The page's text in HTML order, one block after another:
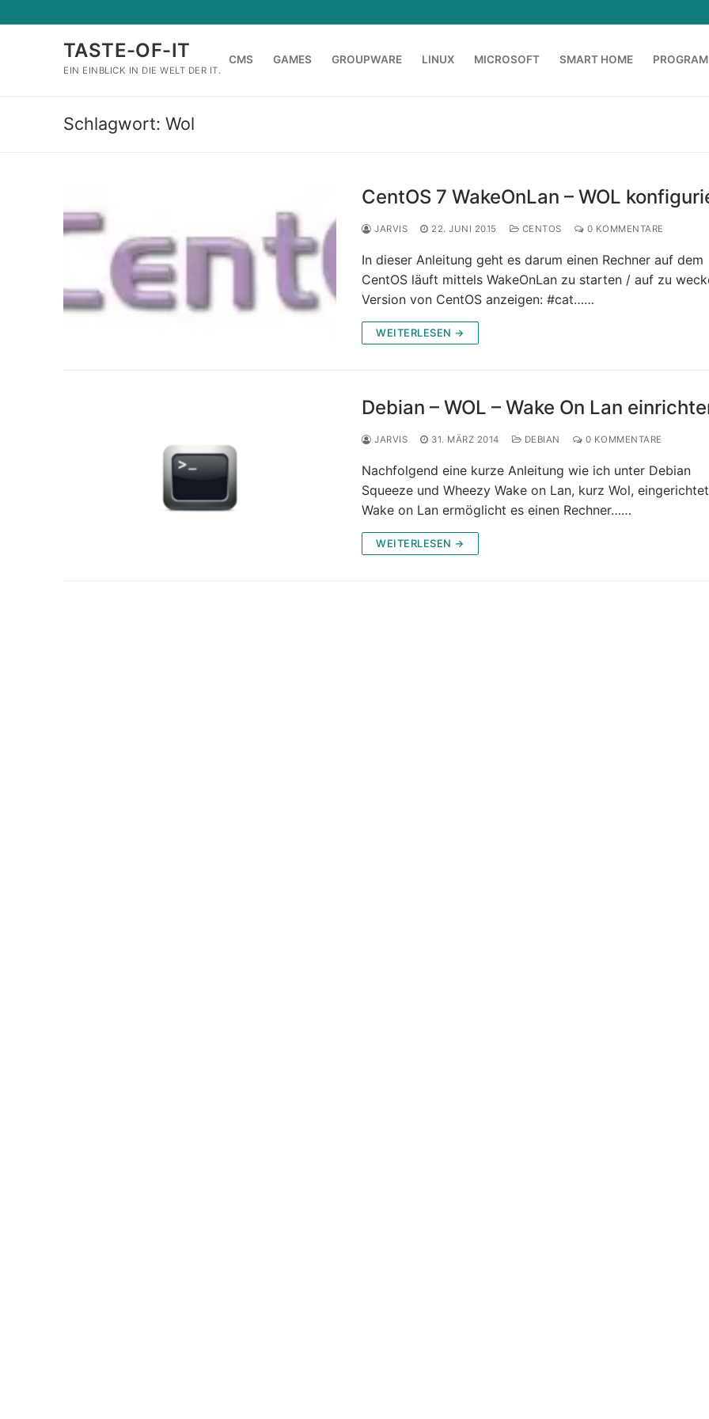
Inhalt
TASTE-OF-IT
EIN EINBLICK IN DIE WELT DER IT.
CMS GAMES GROUPWARE LINUX MICROSOFT SMART HOME
Schlagwort: Wol
CentOS 7 WakeOnLan – WOL
JARVIS 22. JUNI 2015 CENTOS 0 KOMMENTARE
In dieser Anleitung geht es darum einen Rechner auf dem
CentOS läuft mittels WakeOnLan zu starten / auf zu
Version von CentOS anzeigen: #cat……
WEITERLESEN →
Debian – WOL – Wake On Lan
JARVIS 31. MÄRZ 2014 DEBIAN 0 KOMMENTARE
Nachfolgend eine kurze Anleitung wie ich unter Debian
Squeeze und Wheezy Wake on Lan, kurz Wol,
Wake on Lan ermöglicht es einen Rechner……
WEITERLESEN →